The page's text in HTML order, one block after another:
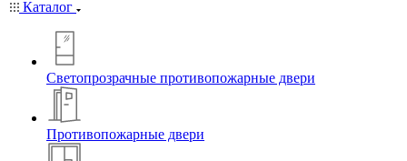
Каталог
Светопрозрачные противопожарные двери
Противопожарные двери